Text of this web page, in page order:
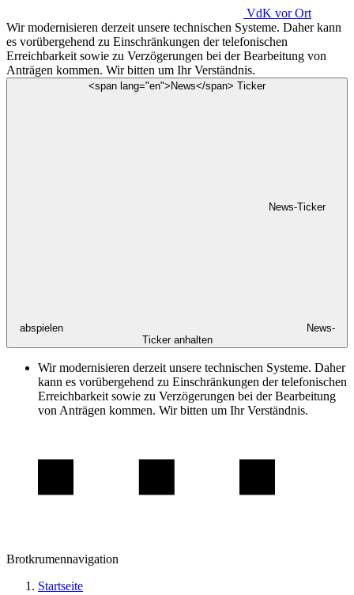
VdK vor Ort
Wir modernisieren derzeit unsere technischen Systeme. Daher kann
es vorübergehend zu Einschränkungen der telefonischen
Erreichbarkeit sowie zu Verzögerungen bei der Bearbeitung von
Anträgen kommen. Wir bitten um Ihr Verständnis.
<span lang="en">News</span> Ticker
News-Ticker
abspielen
News-
Ticker anhalten
Wir modernisieren derzeit unsere technischen Systeme. Daher
kann es vorübergehend zu Einschränkungen der telefonischen
Erreichbarkeit sowie zu Verzögerungen bei der Bearbeitung
von Anträgen kommen. Wir bitten um Ihr Verständnis.
Brotkrumennavigation
Startseite